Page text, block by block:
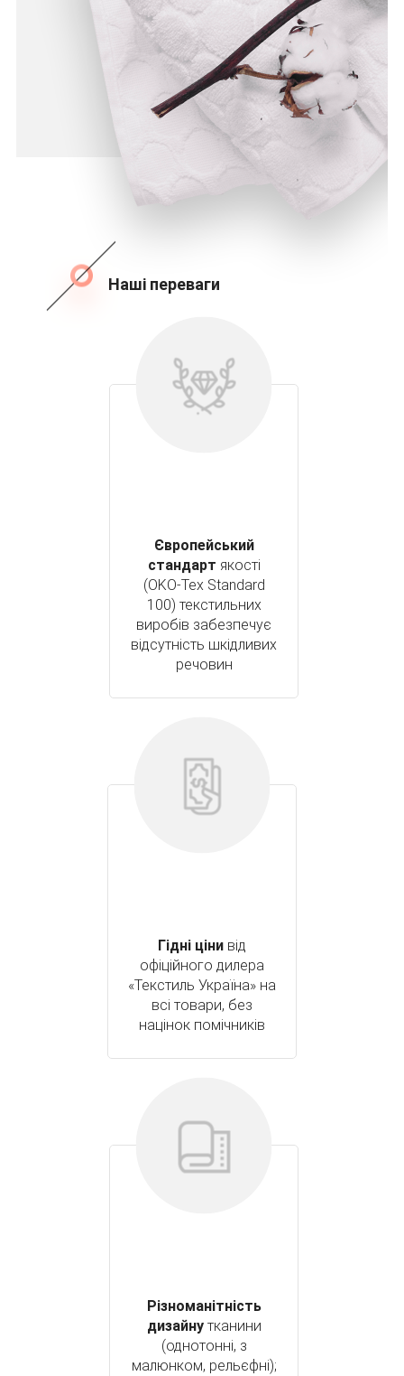
Наші переваги
Європейський
стандарт якості
(OKO-Tex Standard
100) текстильних
виробів забезпечує
відсутність шкідливих
речовин
Гідні ціни від
офіційного дилера
«Текстиль Україна» на
всі товари, без
націнок помічників
Різноманітність
дизайнутканини
(однотонні, з
малюнком, рельєфні);